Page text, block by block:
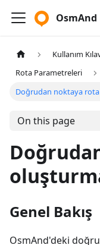
OsmAnd
Kullanım
Rota Parametreleri
Doğrudan noktaya
On this page
Genel Bakış
OsmAnd'deki